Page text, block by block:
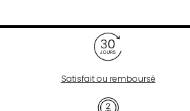
Satisfait ou remboursé